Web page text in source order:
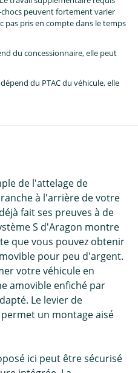
peuvent fortement varier
pas pris en compte dans le temps
du concessionnaire, elle peut
du PTAC du véhicule, elle
de l'attelage de
à l'arrière de votre
fait ses preuves à de
S d'Aragon montre
que vous pouvez obtenir
pour peu d'argent.
votre véhicule en
amovible enfiché par
Le levier de
un montage aisé
ici peut être sécurisé